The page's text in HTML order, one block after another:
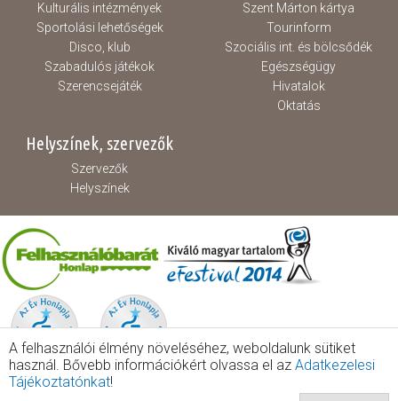
Kulturális intézmények
Sportolási lehetőségek
Disco, klub
Szabadulós játékok
Szerencsejáték
Szent Márton kártya
Tourinform
Szociális int. és bölcsődék
Egészségügy
Hivatalok
Oktatás
Helyszínek, szervezők
Szervezők
Helyszínek
A felhasználói élmény növeléséhez, weboldalunk sütiket
használ. Bővebb információkért olvassa el az Adatkezelesi
Tájékoztatónkat!